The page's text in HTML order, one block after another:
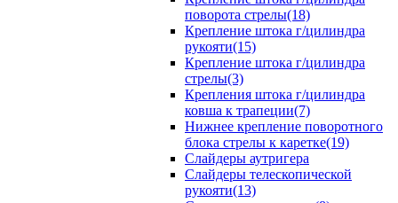
поворота стрелы(18)
Крепление штока г/цилиндра
рукояти(15)
Крепление штока г/цилиндра
стрелы(3)
Крепления штока г/цилиндра
ковша к трапеции(7)
Нижнее крепление поворотного
блока стрелы к каретке(19)
Слайдеры аутригера
Слайдеры телескопической
рукояти(13)